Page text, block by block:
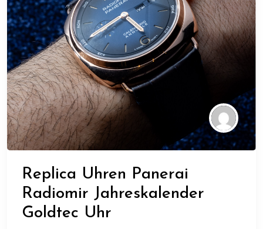
Replica Uhren Panerai
Radiomir Jahreskalender
Goldtec Uhr